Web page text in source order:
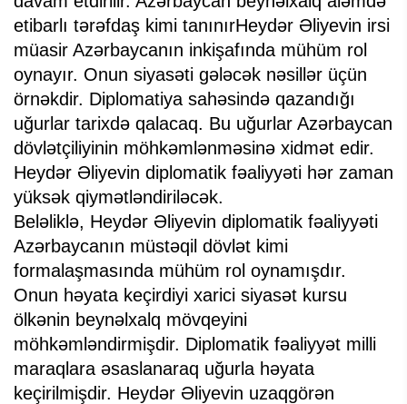
etibarlı tərəfdaş kimi tanınırHeydər Əliyevin irsi
müasir Azərbaycanın inkişafında mühüm rol
oynayır. Onun siyasəti gələcək nəsillər üçün
örnəkdir. Diplomatiya sahəsində qazandığı
uğurlar tarixdə qalacaq. Bu uğurlar Azərbaycan
dövlətçiliyinin möhkəmlənməsinə xidmət edir.
Heydər Əliyevin diplomatik fəaliyyəti hər zaman
yüksək qiymətləndiriləcək.
Beləliklə, Heydər Əliyevin diplomatik fəaliyyəti
Azərbaycanın müstəqil dövlət kimi
formalaşmasında mühüm rol oynamışdır.
Onun həyata keçirdiyi xarici siyasət kursu
ölkənin beynəlxalq mövqeyini
möhkəmləndirmişdir. Diplomatik fəaliyyət milli
maraqlara əsaslanaraq uğurla həyata
keçirilmişdir. Heydər Əliyevin uzaqgörən